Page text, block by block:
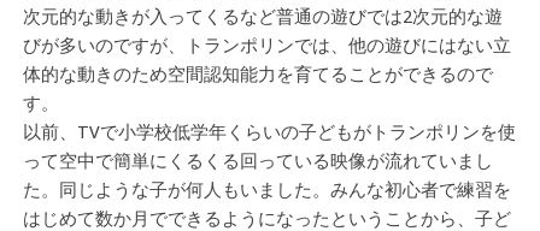
次元的な動きが入ってくるなど普通の遊びでは2次元的な遊
びが多いのですが、トランポリンでは、他の遊びにはない立
体的な動きのため空間認知能力を育てることができるので
す。
以前、TVで小学校低学年くらいの子どもがトランポリンを使
って空中で簡単にくるくる回っている映像が流れていまし
た。同じような子が何人もいました。みんな初心者で練習を
はじめて数か月でできるようになったということから、子ど